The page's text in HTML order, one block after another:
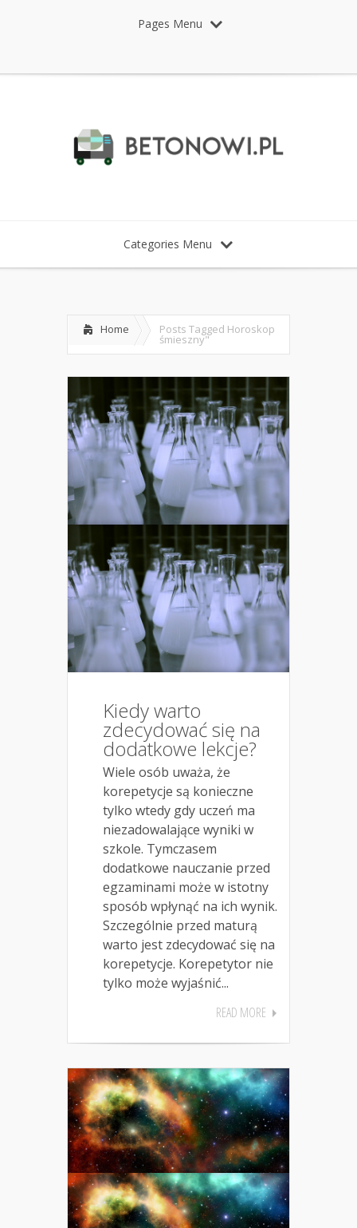
Pages Menu
Categories Menu
Home Posts Tagged Horoskop
śmieszny"
Kiedy warto
zdecydować się na
dodatkowe lekcje?
Wiele osób uważa, że
korepetycje są konieczne
tylko wtedy gdy uczeń ma
niezadowalające wyniki w
szkole. Tymczasem
dodatkowe nauczanie przed
egzaminami może w istotny
sposób wpłynąć na ich wynik.
Szczególnie przed maturą
warto jest zdecydować się na
korepetycje. Korepetytor nie
tylko może wyjaśnić...
READ MORE